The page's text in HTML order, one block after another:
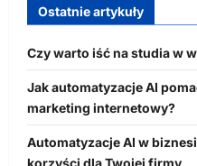
Ostatnie artykuły
Czy warto iść na studia w
Jak automatyzacje AI
marketing internetowy?
Automatyzacje AI w